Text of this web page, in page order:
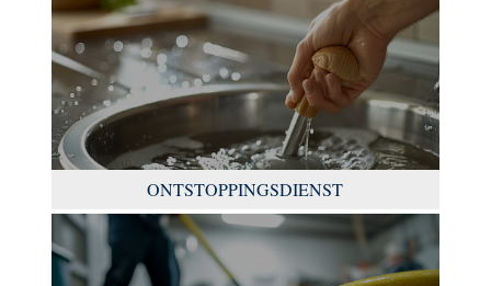
ONTSTOPPINGSDIENST